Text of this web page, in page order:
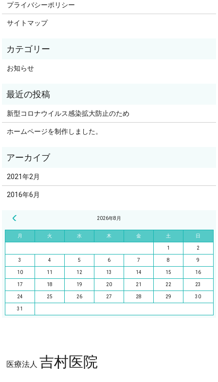
プライバシーポリシー
サイトマップ
お知らせ
新型コロナウイルス感染拡大防止のため
ホームページを制作しました。
2021年2月
2016年6月
2026年8月
月 火 水 木 金 土 日
1 2
3 4 5 6 7 8 9
10 11 12 13 14 15 16
17 18 19 20 21 22 23
24 25 26 27 28 29 30
31
医療法人 吉村医院